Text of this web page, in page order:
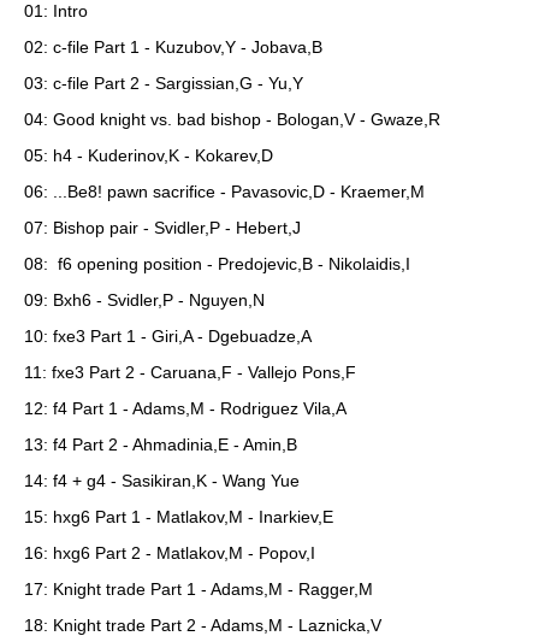
01: Intro
02: c-file Part 1 - Kuzubov,Y - Jobava,B
03: c-file Part 2 - Sargissian,G - Yu,Y
04: Good knight vs. bad bishop - Bologan,V - Gwaze,R
05: h4 - Kuderinov,K - Kokarev,D
06: ...Be8! pawn sacrifice - Pavasovic,D - Kraemer,M
07: Bishop pair - Svidler,P - Hebert,J
08: f6 opening position - Predojevic,B - Nikolaidis,I
09: Bxh6 - Svidler,P - Nguyen,N
10: fxe3 Part 1 - Giri,A - Dgebuadze,A
11: fxe3 Part 2 - Caruana,F - Vallejo Pons,F
12: f4 Part 1 - Adams,M - Rodriguez Vila,A
13: f4 Part 2 - Ahmadinia,E - Amin,B
14: f4 + g4 - Sasikiran,K - Wang Yue
15: hxg6 Part 1 - Matlakov,M - Inarkiev,E
16: hxg6 Part 2 - Matlakov,M - Popov,I
17: Knight trade Part 1 - Adams,M - Ragger,M
18: Knight trade Part 2 - Adams,M - Laznicka,V